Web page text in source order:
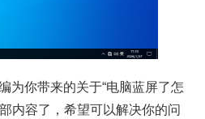
你带来的关于“电脑蓝屏了怎
内容了，希望可以解决你的问